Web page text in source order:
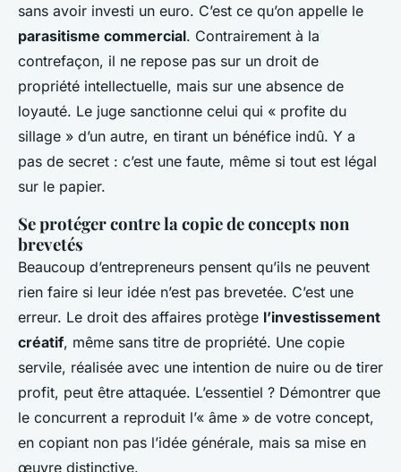
sans avoir investi un euro. C’est ce qu’on appelle le
parasitisme commercial. Contrairement à la
contrefaçon, il ne repose pas sur un droit de
propriété intellectuelle, mais sur une absence de
loyauté. Le juge sanctionne celui qui « profite du
sillage » d’un autre, en tirant un bénéfice indû. Y a
pas de secret : c’est une faute, même si tout est légal
sur le papier.
Se protéger contre la copie de concepts non
brevetés
Beaucoup d’entrepreneurs pensent qu’ils ne peuvent
rien faire si leur idée n’est pas brevetée. C’est une
erreur. Le droit des affaires protège l’investissement
créatif, même sans titre de propriété. Une copie
servile, réalisée avec une intention de nuire ou de tirer
profit, peut être attaquée. L’essentiel ? Démontrer que
le concurrent a reproduit l’« âme » de votre concept,
en copiant non pas l’idée générale, mais sa mise en
œuvre distinctive.